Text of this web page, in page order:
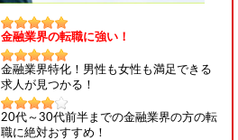
金融業界の転職に強い！
金融業界特化！男性も女性も満足できる
求人が見つかる！
20代～30代前半までの金融業界の方の転
職に絶対おすすめ！